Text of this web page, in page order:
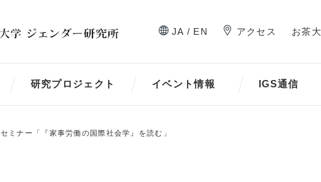
JA / EN アクセス お茶大
研究プロジェクト イベント情報 IGS通信
セミナー「『家事労働の国際社会学』を読む」